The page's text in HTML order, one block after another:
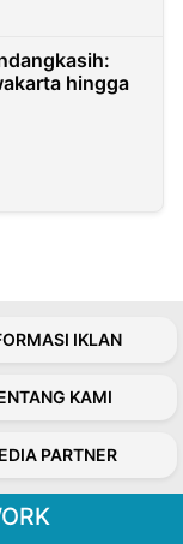
hingga
IKLAN
KAMI
PARTNER